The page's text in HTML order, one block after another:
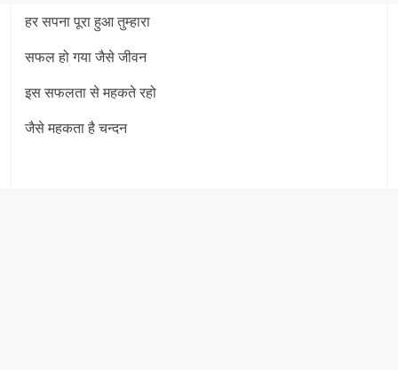
हर सपना पूरा हुआ तुम्हारा
सफल हो गया जैसे जीवन
इस सफलता से महकते रहो
जैसे महकता है चन्दन